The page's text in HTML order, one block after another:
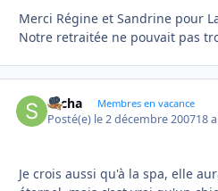
Merci Régine et Sandrine pour
Notre retraitée ne pouvait pas
sacha Membres en vacance
Posté(e) le 2 décembre 200718 a
Je crois aussi qu'à la spa, elle